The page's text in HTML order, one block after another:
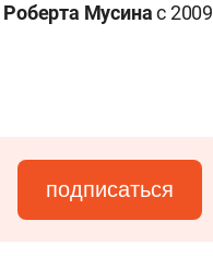
Роберта Мусинас 2009
подписаться